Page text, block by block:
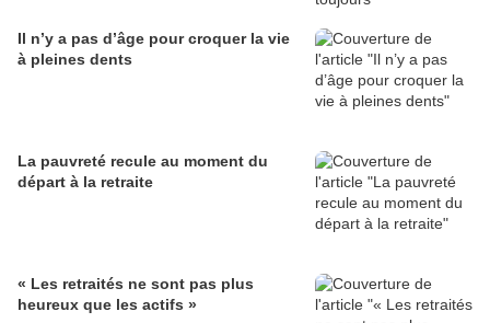
Il n’y a pas d’âge pour croquer la vie
à pleines dents
La pauvreté recule au moment du
départ à la retraite
« Les retraités ne sont pas plus
heureux que les actifs »